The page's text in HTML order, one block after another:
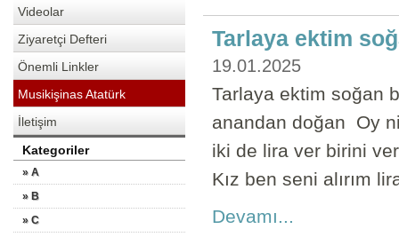
Videolar
Ziyaretçi Defteri
Önemli Linkler
Musikişinas Atatürk
İletişim
Kategoriler
» A
» B
» C
Tarlaya ektim
19.01.2025
Tarlaya ektim soğan
anandan doğan Oy
iki de lira ver birini
Kız ben seni alırım
Devamı...